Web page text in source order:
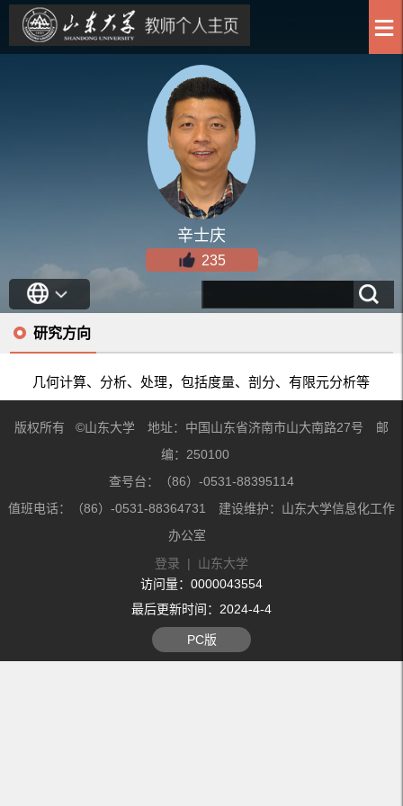
辛士庆
235
研究方向
几何计算、分析、处理，包括度量、剖分、有限元分析等
版权所有 ©山东大学 地址：中国山东省济南市山大南路27号 邮
编：250100
查号台：（86）-0531-88395114
值班电话：（86）-0531-88364731 建设维护：山东大学信息化工作
办公室
登录 | 山东大学
访问量： 0000043554
最后更新时间： 2024-4-4
PC版